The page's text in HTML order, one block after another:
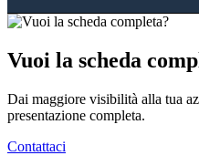
Vuoi la scheda
Dai maggiore visibilità alla tua
presentazione completa.
Contattaci